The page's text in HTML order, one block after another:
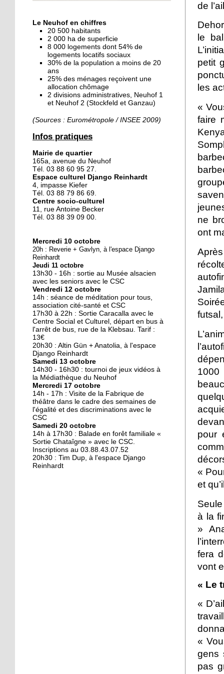
consommation se fait à
ciel ouvert »
16 octobre 2018
Un vécu de poids
15 octobre 2018
Difracto : devenir un pro
avec Django
Le vrac s'invite au Neuhof
11 octobre 2018
Les petites filles
chaussent leurs
10 octobre 2018
Nouveau look pour une
nouvelle mairie
19 octobre 2017
Face au challenge du
numérique
19 octobre 2017
La précarité tue
18 octobre 2017
Quatre décennies au
chevet du Neuhof
18 octobre 2017
Kamisa Negra : première !
Le Neuhof en chiffres
20 500 habitants
2 000 ha de superficie
8 000 logements dont 54% de
logements locatifs sociaux
30% de la population a moins de 20
ans
25% des ménages reçoivent une
allocation chômage
2 divisions administratives, Neuhof 1
et Neuhof 2 (Stockfeld et Ganzau)
(Sources : Eurométropole / INSEE 2009)
Infos pratiques
Mairie de quartier
165a, avenue du Neuhof
Tél. 03 88 60 95 27.
Espace culturel Django Reinhardt
4, impasse Kiefer
Tél. 03 88 79 86 69.
Centre socio-culturel
11, rue Antoine Becker
Tél. 03 88 39 09 00.
Mercredi 10 octobre
20h : Reverie + Gavlyn, à l'espace Django
Reinhardt
Jeudi 11 octobre
13h30 - 16h : sortie au Musée alsacien
avec les seniors avec le CSC
Vendredi 12 octobre
14h : séance de méditation pour tous,
association cité-santé et CSC
17h30 à 22h : Sortie Caracalla avec le
Centre Social et Culturel, départ en bus à
l'arrêt de bus, rue de la Klebsau. Tarif :
13€
20h30 : Altin Gün + Anatolia, à l'espace
Django Reinhardt
Samedi 13 octobre
14h30 - 16h30 : tournoi de jeux vidéos à
la Médiathèque du Neuhof
Mercredi 17 octobre
14h - 17h : Visite de la Fabrique de
théâtre dans le cadre des semaines de
l'égalité et des discriminations avec le
CSC
Samedi 20 octobre
14h à 17h30 : Balade en forêt familiale «
Sortie Chataîgne » avec le CSC.
Inscriptions au 03.88.43.07.52
20h30 : Tim Dup, à l'espace Django
Reinhardt
de
le
petit
les
«
faire
ne
ont
pour
«
et
à la
»
fera
vont
« Le
«
«
gens
pas